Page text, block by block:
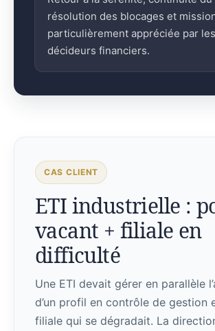
résolution des blocages et
particulièrement appréciée par les
décideurs financiers.
CAS CLIENT
ETI industrielle :
vacant + filiale en
difficulté
Une ETI devait gérer en parallèle
d’un profil en contrôle de gestion
filiale qui se dégradait. La